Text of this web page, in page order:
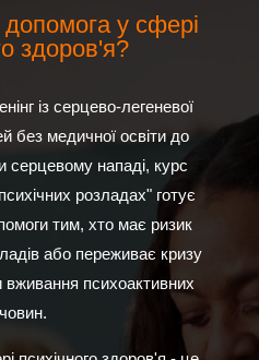
у сфері
здоров'я?
із серцево-легеневої
без медичної освіти до
серцевому нападі, курс
розладах" готує
тим, хто має ризик
або переживає кризу
вживання психоактивних